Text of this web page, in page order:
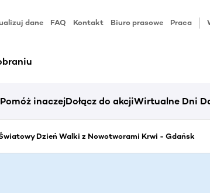
dane FAQ Kontakt Biuro prasowe Praca
Pomóż inaczejDołącz do akcjiWirtualne Dni
Dzień Walki z Nowotworami Krwi - Gdańsk